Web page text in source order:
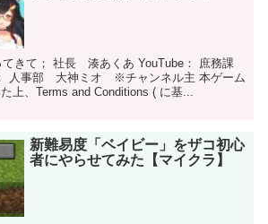
てきて； 社長 湊あくあ YouTube： 庶務課
人事部 大神ミオ ※チャンネル主 本ゲーム
上、Terms and Conditions ( に基...
新難易度「ベイビー」をザコ初心
者にやらせてみた【マイクラ】